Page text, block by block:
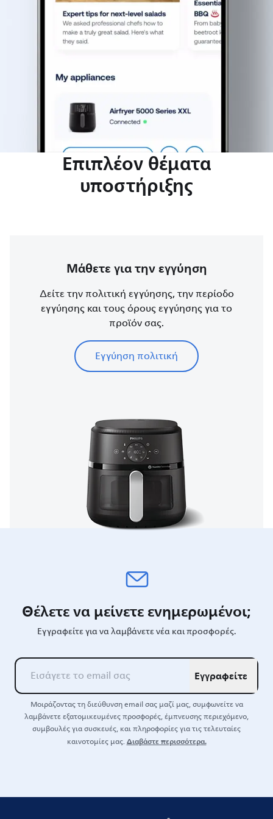
Επιπλέον θέματα
υποστήριξης
Μάθετε για την εγγύηση
Δείτε την πολιτική εγγύησης, την περίοδο
εγγύησης και τους όρους εγγύησης για το
προϊόν σας.
Εγγύηση πολιτική
Θέλετε να μείνετε ενημερωμένοι;
Εγγραφείτε για να λαμβάνετε νέα και προσφορές.
Εγγραφείτε
Μοιράζοντας τη διεύθυνση email σας μαζί μας, συμφωνείτε να
λαμβάνετε εξατομικευμένες προσφορές, έμπνευσης περιεχόμενο,
συμβουλές για συσκευές, και πληροφορίες για τις τελευταίες
καινοτομίες μας.Διαβάστε περισσότερα.